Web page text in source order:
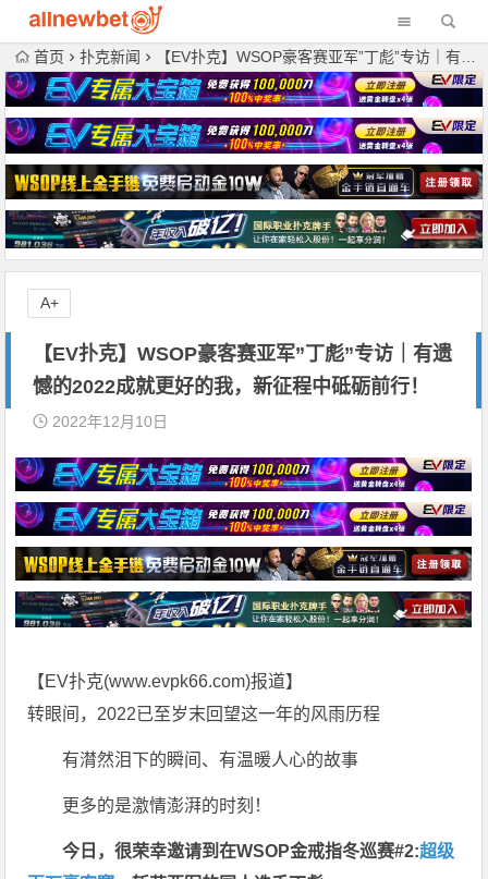
首页 扑克新闻 【EV扑克】WSOP豪客赛亚军”丁彪”专访｜有遗憾的2022成就更好的我，新征程中砥砺前行！
【EV扑克】WSOP豪客赛亚军”丁彪”专访｜有遗
憾的2022成就更好的我，新征程中砥砺前行！
2022年12月10日
【EV扑克(www.evpk66.com)报道】
转眼间，2022已至岁末回望这一年的风雨历程
有潸然泪下的瞬间、有温暖人心的故事
更多的是激情澎湃的时刻！
今日，很荣幸邀请到在WSOP金戒指冬巡赛#2:超级
A+